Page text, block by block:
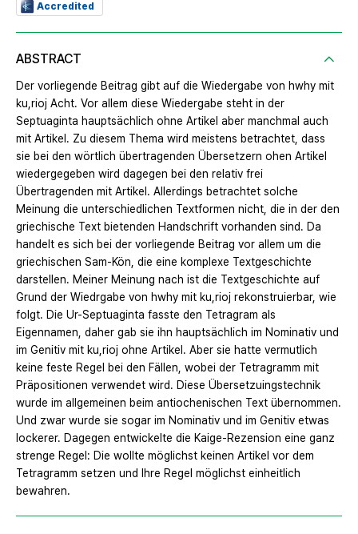
Accredited
ABSTRACT
Der vorliegende Beitrag gibt auf die Wiedergabe von hwhy mit
ku,rioj Acht. Vor allem diese Wiedergabe steht in der
Septuaginta hauptsächlich ohne Artikel aber manchmal auch
mit Artikel. Zu diesem Thema wird meistens betrachtet, dass
sie bei den wörtlich übertragenden Übersetzern ohen Artikel
wiedergegeben wird dagegen bei den relativ frei
Übertragenden mit Artikel. Allerdings betrachtet solche
Meinung die unterschiedlichen Textformen nicht, die in der den
griechische Text bietenden Handschrift vorhanden sind. Da
handelt es sich bei der vorliegende Beitrag vor allem um die
griechischen Sam-Kön, die eine komplexe Textgeschichte
darstellen. Meiner Meinung nach ist die Textgeschichte auf
Grund der Wiedrgabe von hwhy mit ku,rioj rekonstruierbar, wie
folgt. Die Ur-Septuaginta fasste den Tetragram als
Eigennamen, daher gab sie ihn hauptsächlich im Nominativ und
im Genitiv mit ku,rioj ohne Artikel. Aber sie hatte vermutlich
keine feste Regel bei den Fällen, wobei der Tetragramm mit
Präpositionen verwendet wird. Diese Übersetzuingstechnik
wurde im allgemeinen beim antiochenischen Text übernommen.
Und zwar wurde sie sogar im Nominativ und im Genitiv etwas
lockerer. Dagegen entwickelte die Kaige-Rezension eine ganz
strenge Regel: Die wollte möglichst keinen Artikel vor dem
Tetragramm setzen und Ihre Regel möglichst einheitlich
bewahren.